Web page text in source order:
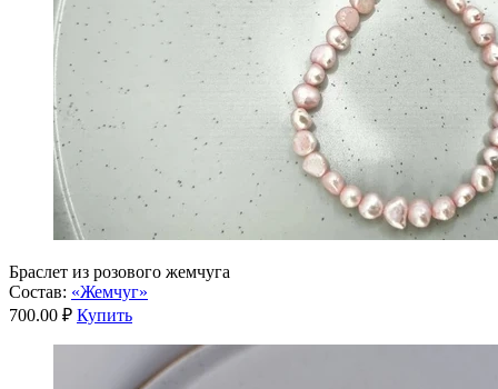
Браслет из розового жемчуга
Состав: «Жемчуг»
700.00 ₽ Купить